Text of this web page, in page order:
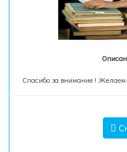
Спасибо за внимание ! Желаем